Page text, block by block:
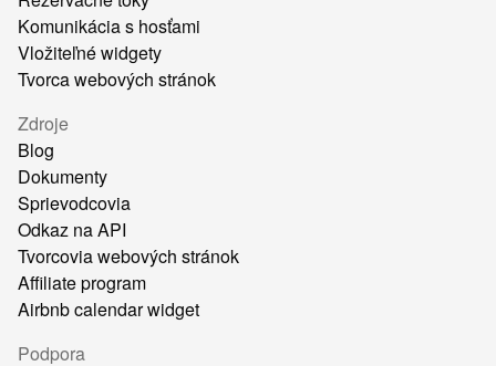
Komunikácia s hosťami
Vložiteľné widgety
Tvorca webových stránok
Zdroje
Blog
Dokumenty
Sprievodcovia
Odkaz na API
Tvorcovia webových stránok
Affiliate program
Airbnb calendar widget
Podpora